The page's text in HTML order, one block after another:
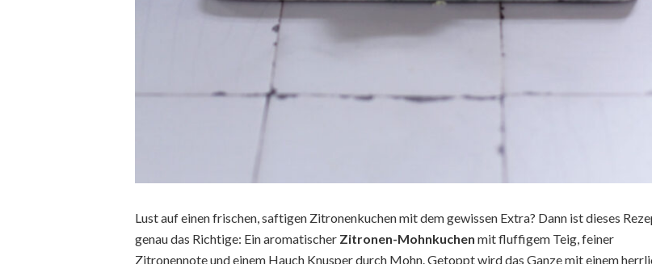
Lust auf einen frischen, saftigen Zitronenkuchen mit dem gewissen Extra? Dann ist dieses
genau das Richtige: Ein aromatischer Zitronen-Mohnkuchen mit fluffigem Teig, feiner
Zitronennote und einem Hauch Knusper durch Mohn. Getoppt wird das Ganze mit einem